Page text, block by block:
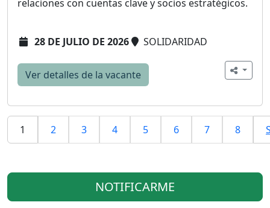
relaciones con cuentas clave y socios estratégicos.
28 DE JULIO DE 2026 SOLIDARIDAD
Ver detalles de la vacante
1 2 3 4 5 6 7 8
NOTIFICARME